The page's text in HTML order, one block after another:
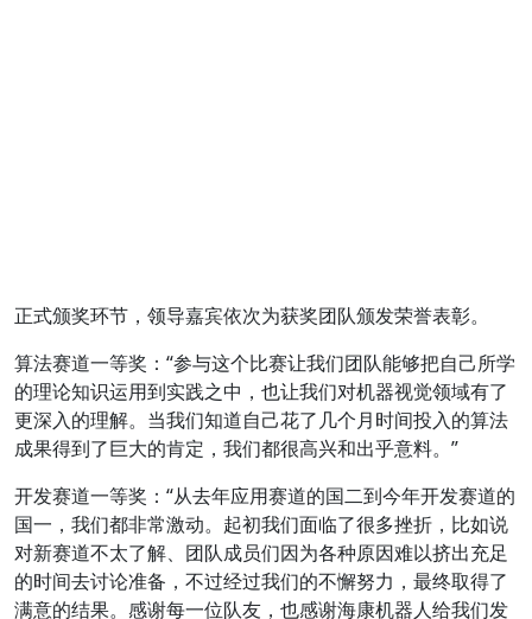
正式颁奖环节，领导嘉宾依次为获奖团队颁发荣誉表彰。
算法赛道一等奖：“参与这个比赛让我们团队能够把自己所学
的理论知识运用到实践之中，也让我们对机器视觉领域有了
更深入的理解。当我们知道自己花了几个月时间投入的算法
成果得到了巨大的肯定，我们都很高兴和出乎意料。”
开发赛道一等奖：“从去年应用赛道的国二到今年开发赛道的
国一，我们都非常激动。起初我们面临了很多挫折，比如说
对新赛道不太了解、团队成员们因为各种原因难以挤出充足
的时间去讨论准备，不过经过我们的不懈努力，最终取得了
满意的结果。感谢每一位队友，也感谢海康机器人给我们发